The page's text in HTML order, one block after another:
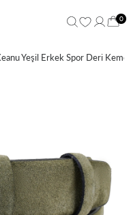
0
Yeşil Erkek Spor Deri Kemer